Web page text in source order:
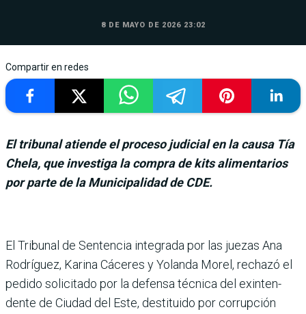
8 DE MAYO DE 2026 23:02
Compartir en redes
El tribunal atiende el proceso judicial en la causa Tía
Chela, que investiga la compra de kits alimentarios
por parte de la Municipalidad de CDE.
El Tribunal de Sen­tencia integrada por las juezas Ana
Rodríguez, Karina Cáceres y Yolanda Morel, rechazó el
pedido solicitado por la defensa técnica del exinten­
dente de Ciudad del Este, destituido por corrupción